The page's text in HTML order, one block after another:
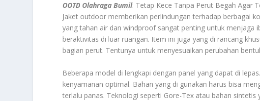
OOTD Olahraga Bumil: Tetap Kece Tanpa Perut Begah Agar
Jaket outdoor memberikan perlindungan terhadap berbagai
yang tahan air dan windproof sangat penting untuk menjaga
beraktivitas di luar ruangan. Item ini juga yang di rancang
bagian perut. Tentunya untuk menyesuaikan perubahan
Beberapa model di lengkapi dengan panel yang dapat di
kenyamanan optimal. Bahan yang di gunakan harus bisa
terlalu panas. Teknologi seperti Gore-Tex atau bahan